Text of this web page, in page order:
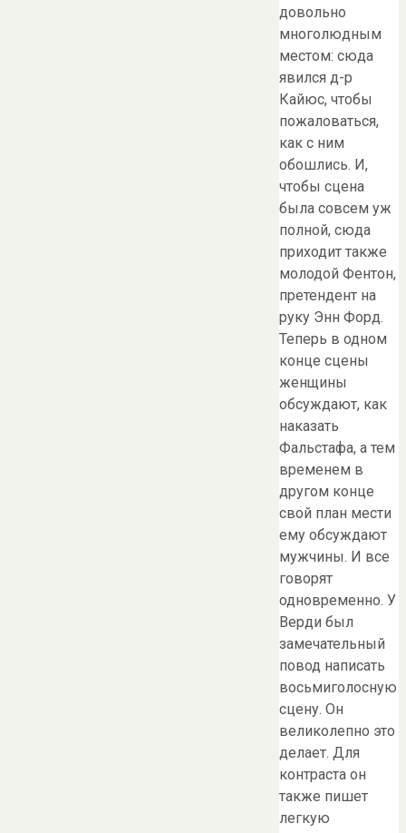
довольно
многолюдным
местом: сюда
явился д-р
Кайюс, чтобы
пожаловаться,
как с ним
обошлись. И,
чтобы сцена
была совсем уж
полной, сюда
приходит также
молодой Фентон,
претендент на
руку Энн Форд.
Теперь в одном
конце сцены
женщины
обсуждают, как
наказать
Фальстафа, а тем
временем в
другом конце
свой план мести
ему обсуждают
мужчины. И все
говорят
одновременно. У
Верди был
замечательный
повод написать
восьмиголосную
сцену. Он
великолепно это
делает. Для
контраста он
также пишет
легкую